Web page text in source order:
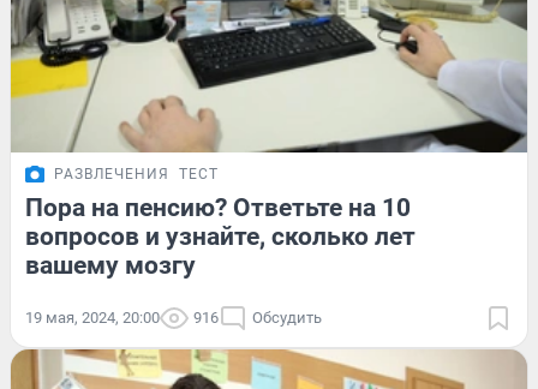
РАЗВЛЕЧЕНИЯ ТЕСТ
Пора на пенсию? Ответьте на 10
вопросов и узнайте, сколько лет
вашему мозгу
19 мая, 2024, 20:00 916 Обсудить